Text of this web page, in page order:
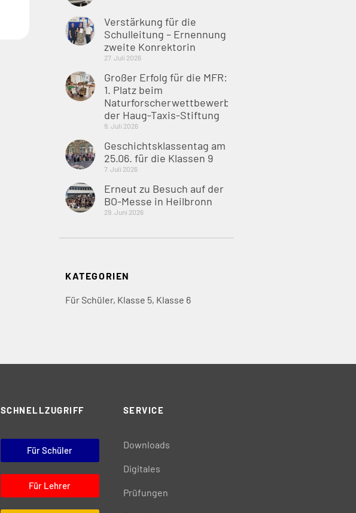
Verstärkung für die
Schulleitung – Ernennung
zweite Konrektorin
27. Juli 2026
Großer Erfolg für die MFR:
1. Platz beim
Naturforscherwettbewerb
der Haug-Taxis-Stiftung
9. Juli 2026
Geschichtsklassentag am
25.06. für die Klassen 9
7. Juli 2026
Erneut zu Besuch auf der
BO-Messe in Heilbronn
29. Juni 2026
KATEGORIEN
Für Schüler, Klasse 5, Klasse 6
SCHNELLZUGRIFF
Für Schüler
Für Lehrer
SERVICE
Downloads
Digitales
Prüfungen